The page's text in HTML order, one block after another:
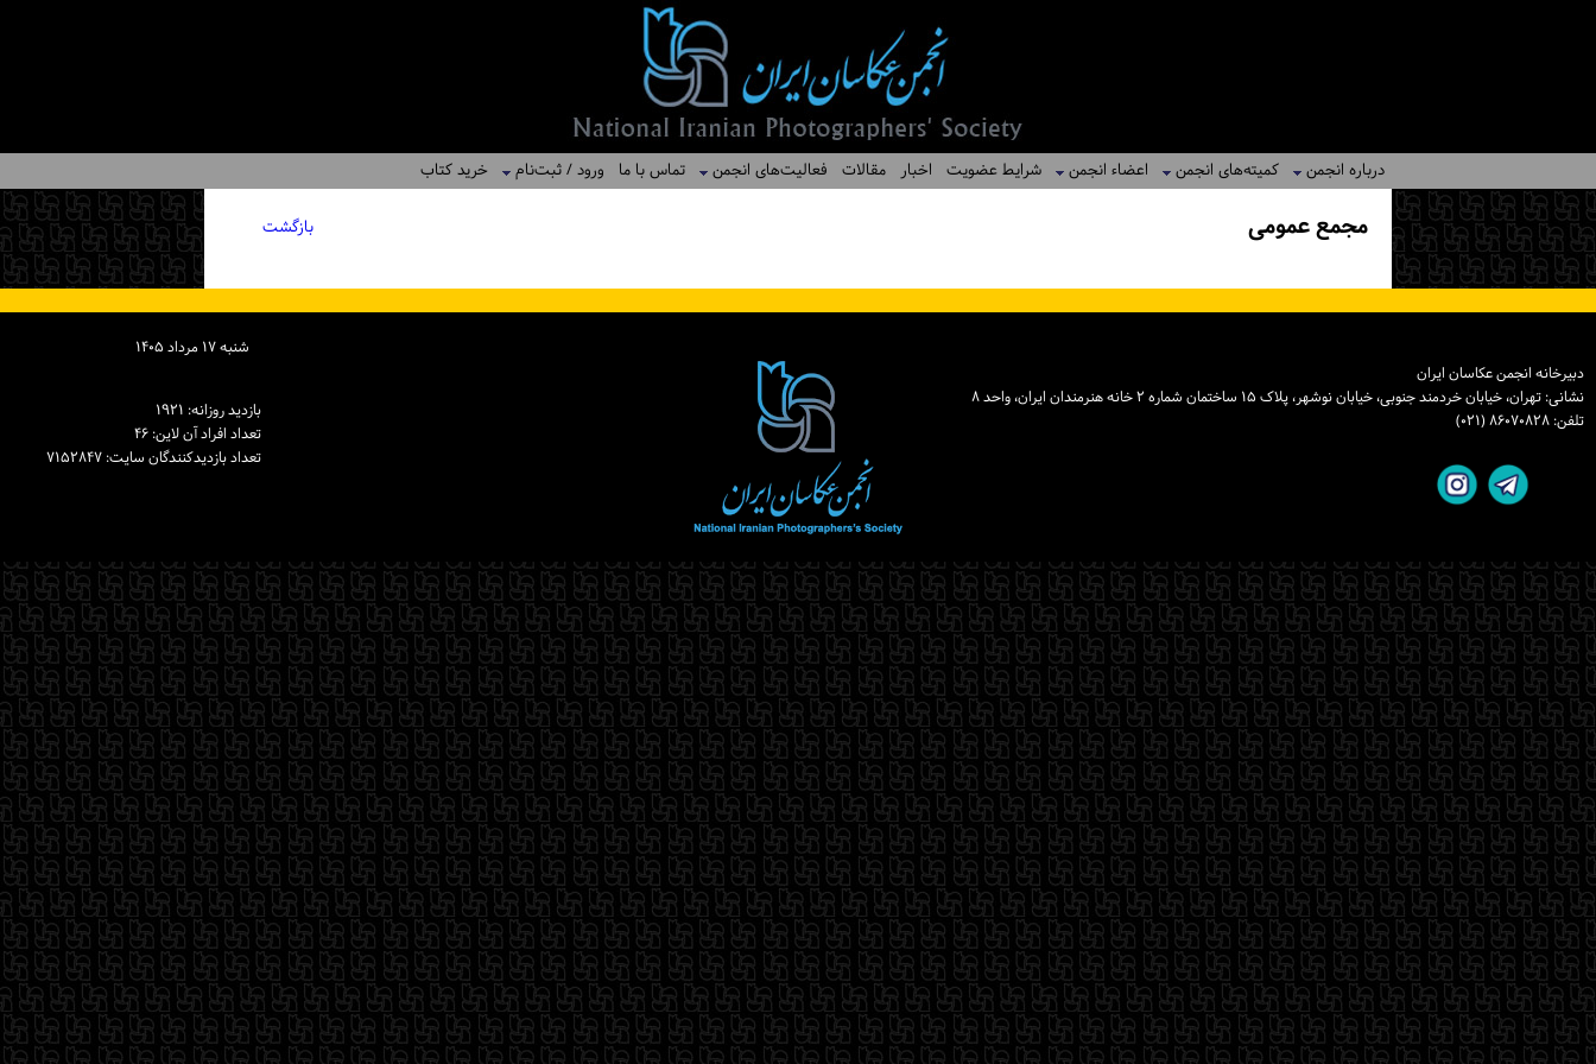
درباره انجمن کمیته‌های انجمن اعضاء انجمن شرایط عضویت اخبار مقالات فعالیت‌های انجمن تماس با ما ورود / ثبت‌نام خرید کتاب
مجمع عمومی بازگشت
شنبه ۱۷ مرداد ۱۴۰۵
بازدید روزانه: ۱۹۲۱
تعداد افراد آن لاین: ۴۶
تعداد بازدیدكنندگان سایت: ۷۱۵۲۸۴۷
دبیرخانه انجمن عکاسان ایران
نشانی: تهران، خیابان خردمند جنوبی، خیابان نوشهر، پلاک ۱۵ ساختمان شماره ۲ خانه هنرمندان ایران، واحد ۸
تلفن: ۸۶۰۷۰۸۲۸ (۰۲۱)